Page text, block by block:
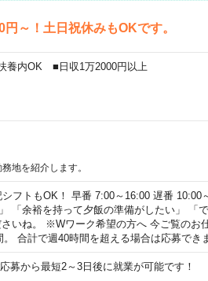
～！土日祝休みもOKです。
内OK ■日収1万2000円以上
地を紹介します。
フトもOK！ 早番 7:00～16:00 遅番 10:00
「余裕を持って夕飯の準備がしたい」 「
いね。 ※Wワーク希望の方へ 今ご覧のお
合計で週40時間を超える場合は応募でき
募から最短2～3日後に就業が可能です！